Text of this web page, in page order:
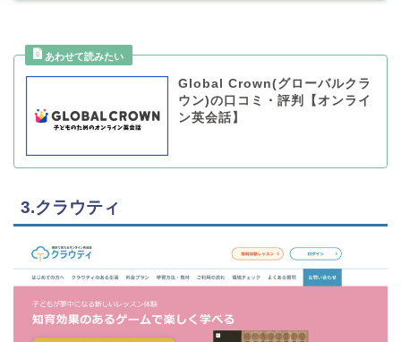
Global Crown(グローバルクラ
ウン)の口コミ・評判【オンライ
ン英会話】
3.クラウティ